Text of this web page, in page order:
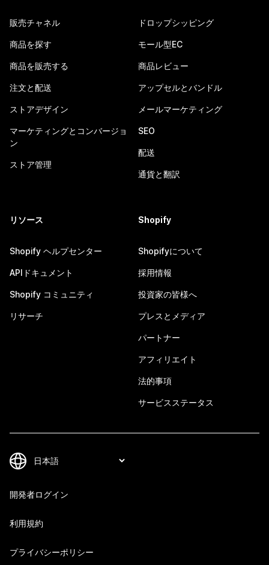
販売チャネル
商品を探す
商品を販売する
注文と配送
ストアデザイン
マーケティングとコンバージョ
ン
ストア管理
ドロップシッピング
モール型EC
商品レビュー
アップセルとバンドル
メールマーケティング
SEO
配送
通貨と翻訳
リソース
Shopify ヘルプセンター
APIドキュメント
Shopify コミュニティ
リサーチ
Shopify
Shopifyについて
採用情報
投資家の皆様へ
プレスとメディア
パートナー
アフィリエイト
法的事項
サービスステータス
開発者ログイン
利用規約
プライバシーポリシー